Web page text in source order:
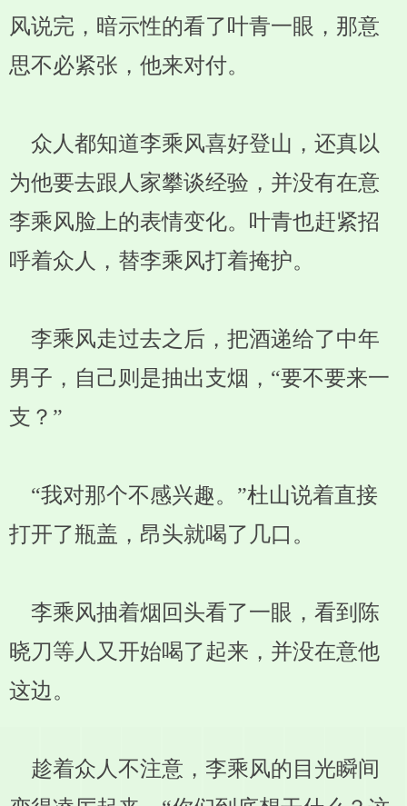
风说完，暗示性的看了叶青一眼，那意
思不必紧张，他来对付。
众人都知道李乘风喜好登山，还真以
为他要去跟人家攀谈经验，并没有在意
李乘风脸上的表情变化。叶青也赶紧招
呼着众人，替李乘风打着掩护。
李乘风走过去之后，把酒递给了中年
男子，自己则是抽出支烟，“要不要来一
支？”
“我对那个不感兴趣。”杜山说着直接
打开了瓶盖，昂头就喝了几口。
李乘风抽着烟回头看了一眼，看到陈
晓刀等人又开始喝了起来，并没在意他
这边。
趁着众人不注意，李乘风的目光瞬间